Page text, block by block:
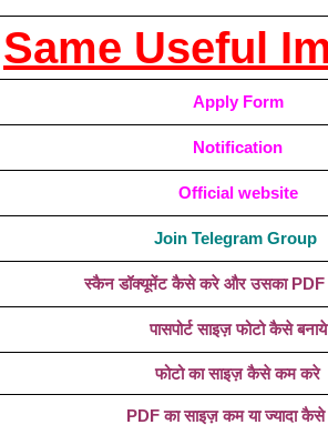
Same Useful
Apply Form
Notification
Official website
Join Telegram Group
स्कैन डॉक्यूमेंट कैसे करे और उसका PDF
पासपोर्ट साइज़ फोटो कैसे बनाये
फोटो का साइज़ कैसे कम करे
PDF का साइज़ कम या ज्यादा